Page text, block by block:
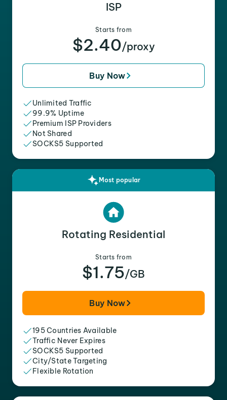
ISP
Starts from
$2.40/proxy
Buy Now
Unlimited Traffic
99.9% Uptime
Premium ISP Providers
Not Shared
SOCKS5 Supported
Most popular
Rotating Residential
Starts from
$1.75/GB
Buy Now
195 Countries Available
Traffic Never Expires
SOCKS5 Supported
City/State Targeting
Flexible Rotation